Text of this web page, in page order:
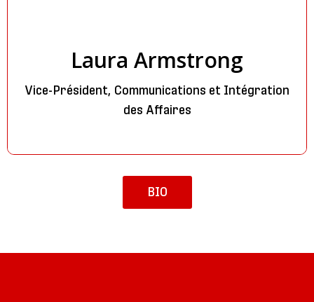
Laura Armstrong
Vice-Président, Communications et Intégration
des Affaires
BIO